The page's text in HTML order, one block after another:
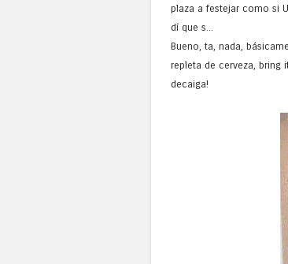
plaza a festejar como si
dí que s...
Bueno, ta, nada,
repleta de cerveza, bring
decaiga!